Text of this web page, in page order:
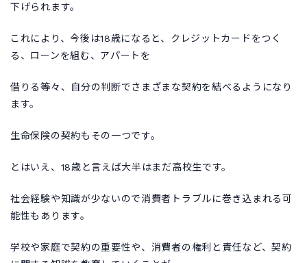
下げられます。
これにより、今後は18歳になると、クレジットカードをつく
る、ローンを組む、アパートを
借りる等々、自分の判断でさまざまな契約を結べるようになり
ます。
生命保険の契約もその一つです。
とはいえ、18歳と言えば大半はまだ高校生です。
社会経験や知識が少ないので消費者トラブルに巻き込まれる可
能性もあります。
学校や家庭で契約の重要性や、消費者の権利と責任など、契約